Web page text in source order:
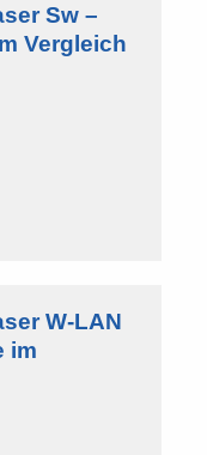
Sw –
Vergleich
W-LAN
im